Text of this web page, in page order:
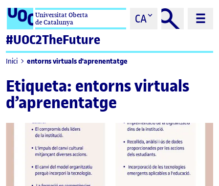
Saltar al contingutUniversitat Oberta
de Catalunya
CA
#UOC2TheFuture
Inici entorns virtuals d'aprenentatge
Etiqueta: entorns virtuals
d’aprenentatge